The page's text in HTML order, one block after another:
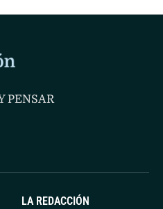
LA REDACCIÓN
PENSAR